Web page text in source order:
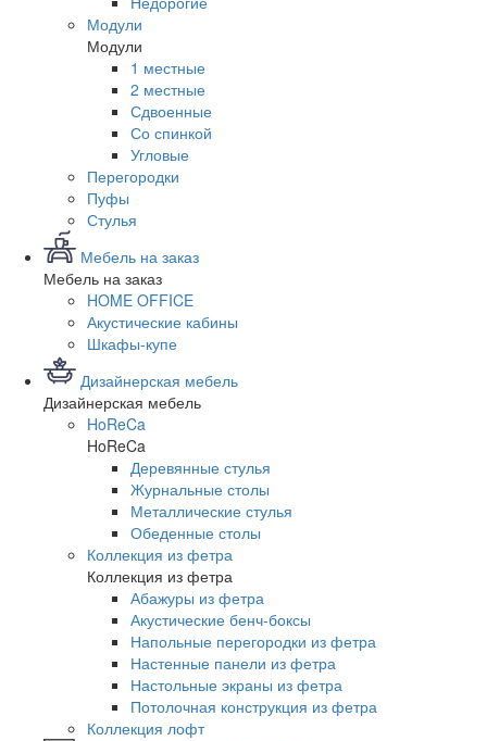
Модули
Модули
1 местные
2 местные
Сдвоенные
Со спинкой
Угловые
Перегородки
Пуфы
Стулья
Мебель на заказ
Мебель на заказ
HOME OFFICE
Акустические кабины
Шкафы-купе
Дизайнерская мебель
Дизайнерская мебель
HoReCa
HoReCa
Деревянные стулья
Журнальные столы
Металлические стулья
Обеденные столы
Коллекция из фетра
Коллекция из фетра
Абажуры из фетра
Акустические бенч-боксы
Напольные перегородки из фетра
Настенные панели из фетра
Настольные экраны из фетра
Потолочная конструкция из фетра
Коллекция лофт